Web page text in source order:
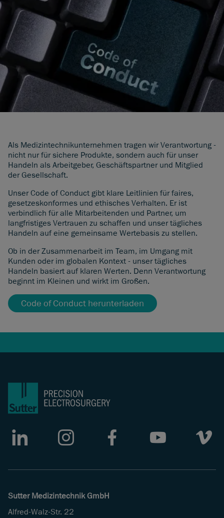
Als Medizintechnikunternehmen tragen wir Verantwortung -
nicht nur für sichere Produkte, sondern auch für unser
Handeln als Arbeitgeber, Geschäftspartner und Mitglied
der Gesellschaft.
Unser Code of Conduct gibt klare Leitlinien für faires,
gesetzeskonformes und ethisches Verhalten. Er ist
verbindlich für alle Mitarbeitenden und Partner, um
langfristiges Vertrauen zu schaffen und unser tägliches
Handeln auf eine gemeinsame Wertebasis zu stellen.
Ob in der Zusammenarbeit im Team, im Umgang mit
Kunden oder im globalen Kontext - unser tägliches
Handeln basiert auf klaren Werten. Denn Verantwortung
beginnt im Kleinen und wirkt im Großen.
Code of Conduct herunterladen
Sutter Medizintechnik GmbH
Alfred-Walz-Str. 22